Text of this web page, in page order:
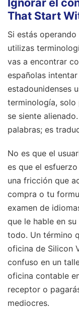
That Start
Si estás
utilizas
vas a encontrar
españolas
estadounidenses
terminología, solo
se siente
palabras; es
No es que el
es que el
una fricción que
compra o tu
examen de
que le hable en
todo. Un término
oficina de Silicon
confuso en un
oficina contable
receptor o
mediocres.